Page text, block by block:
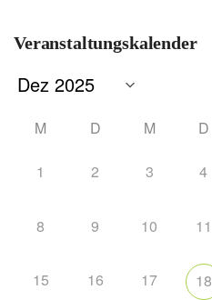
Veranstaltungskalender
M D M D
1 2 3 4
8 9 10 11
15 16 17 18